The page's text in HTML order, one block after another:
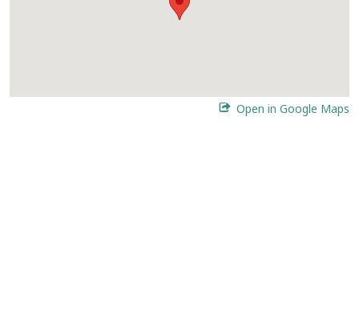
Open in Google Maps